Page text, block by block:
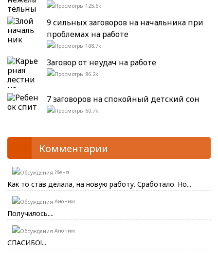
125.6k
9 сильных заговоров на начальника при
проблемах на работе
108.7k
Заговор от неудач на работе
86.2k
7 заговоров на спокойный детский сон
60.7k
Комментарии
Женя
Как то став делала, на новую работу. Сработало. Но...
Аноним
Получилось....
Аноним
СПАСИБО!...